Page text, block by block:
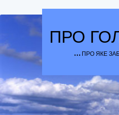
Skip to content
ПРО
… ПРО ЯКЕ